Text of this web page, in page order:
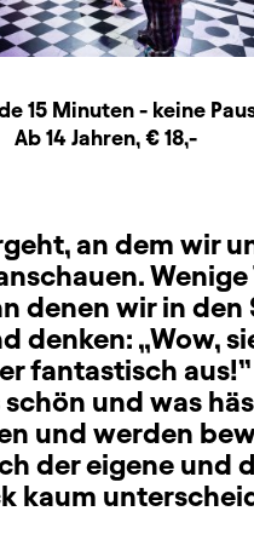
15 Minuten - keine
Ab 14 Jahren, € 18,-
an dem wir
Wenige
denen wir in den
denken: „Wow,
fantastisch
und was
und werden
der eigene und
kaum